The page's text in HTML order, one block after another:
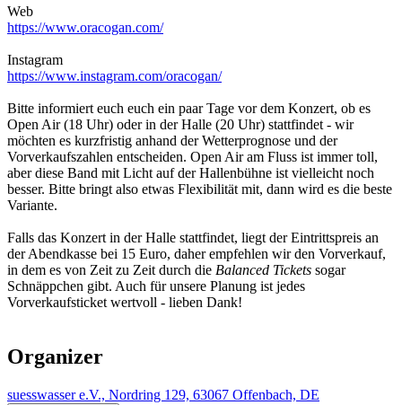
Web
https://www.oracogan.com/
Instagram
https://www.instagram.com/oracogan/
Bitte informiert euch euch ein paar Tage vor dem Konzert, ob es
Open Air (18 Uhr) oder in der Halle (20 Uhr) stattfindet - wir
möchten es kurzfristig anhand der Wetterprognose und der
Vorverkaufszahlen entscheiden. Open Air am Fluss ist immer toll,
aber diese Band mit Licht auf der Hallenbühne ist vielleicht noch
besser. Bitte bringt also etwas Flexibilität mit, dann wird es die beste
Variante.
Falls das Konzert in der Halle stattfindet, liegt der Eintrittspreis an
der Abendkasse bei 15 Euro, daher empfehlen wir den Vorverkauf,
in dem es von Zeit zu Zeit durch die Balanced Tickets sogar
Schnäppchen gibt. Auch für unsere Planung ist jedes
Vorverkaufsticket wertvoll - lieben Dank!
Organizer
suesswasser e.V., Nordring 129, 63067 Offenbach, DE